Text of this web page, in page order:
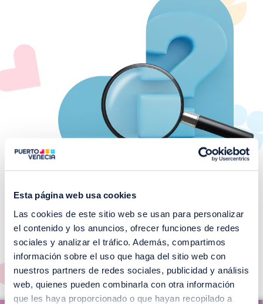
Esta página web usa cookies
Las cookies de este sitio web se usan para personalizar
el contenido y los anuncios, ofrecer funciones de redes
sociales y analizar el tráfico. Además, compartimos
información sobre el uso que haga del sitio web con
nuestros partners de redes sociales, publicidad y análisis
web, quienes pueden combinarla con otra información
que les haya proporcionado o que hayan recopilado a
¡No te pierdas nuestros
EVENTOS!
Ver todos >